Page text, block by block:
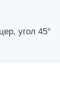
угол 45°